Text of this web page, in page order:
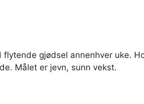
gjødsel annenhver uke.
Målet er jevn, sunn vekst.